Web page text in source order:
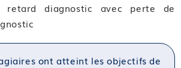
retard diagnostic avec perte de
ont atteint les objectifs de